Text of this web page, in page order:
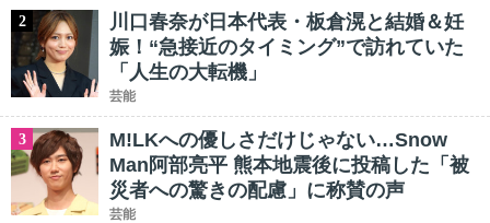
2
川口春奈が日本代表・板倉滉と結婚＆妊
娠！“急接近のタイミング”で訪れていた
「人生の大転機」
芸能
3
M!LKへの優しさだけじゃない…Snow
Man阿部亮平 熊本地震後に投稿した「被
災者への驚きの配慮」に称賛の声
芸能